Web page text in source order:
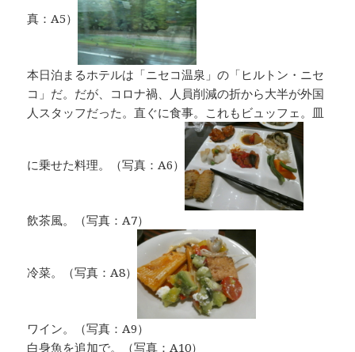
真：A5）
本日泊まるホテルは「ニセコ温泉」の「ヒルトン・ニセ
コ」だ。だが、コロナ禍、人員削減の折から大半が外国
人スタッフだった。直ぐに食事。これもビュッフェ。皿
に乗せた料理。（写真：A6）
飲茶風。（写真：A7）
冷菜。（写真：A8）
ワイン。（写真：A9）
白身魚を追加で。（写真：A10）